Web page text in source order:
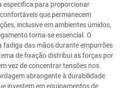
específica para proporcionar
que permanecem
inclusive em ambientes úmidos,
torna-se essencial. O
fadiga das mãos durante empurrões
de fixação distribui as forças por
vez de concentrar tensões nos
abrangente à durabilidade
investem em equipamentos de